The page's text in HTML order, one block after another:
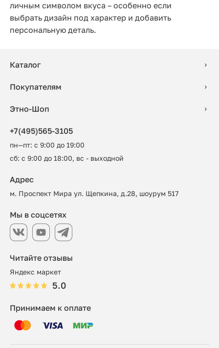
личным символом вкуса – особенно если
выбрать дизайн под характер и добавить
персональную деталь.
Каталог
Покупателям
Этно-Шоп
+7(495)565-3105
пн—пт: с 9:00 до 19:00
сб: с 9:00 до 18:00, вс - выходной
Читайте отзывы
Яндекс маркет
5.0
Адрес
м. Проспект Мира ул. Щепкина, д.28, шоурум 517
Принимаем к оплате
Мы в соцсетях